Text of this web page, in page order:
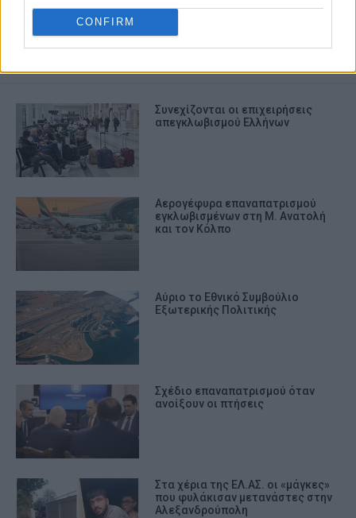
CONFIRM
Ελληνο-τουρκικές Σχέσεις
Συνεχίζονται οι επιχειρήσεις
απεγκλωβισμού Ελλήνων
Αερογέφυρα επαναπατρισμού
εγκλωβισμένων στη Μ. Ανατολή
και τον Κόλπο
Αύριο το Εθνικό Συμβούλιο
Εξωτερικής Πολιτικής
Σχέδιο επαναπατρισμού όταν
ανοίξουν οι πτήσεις
Στα χέρια της ΕΛ.ΑΣ. οι «μάγκες»
που φυλάκισαν μετανάστες στην
Αλεξανδρούπολη